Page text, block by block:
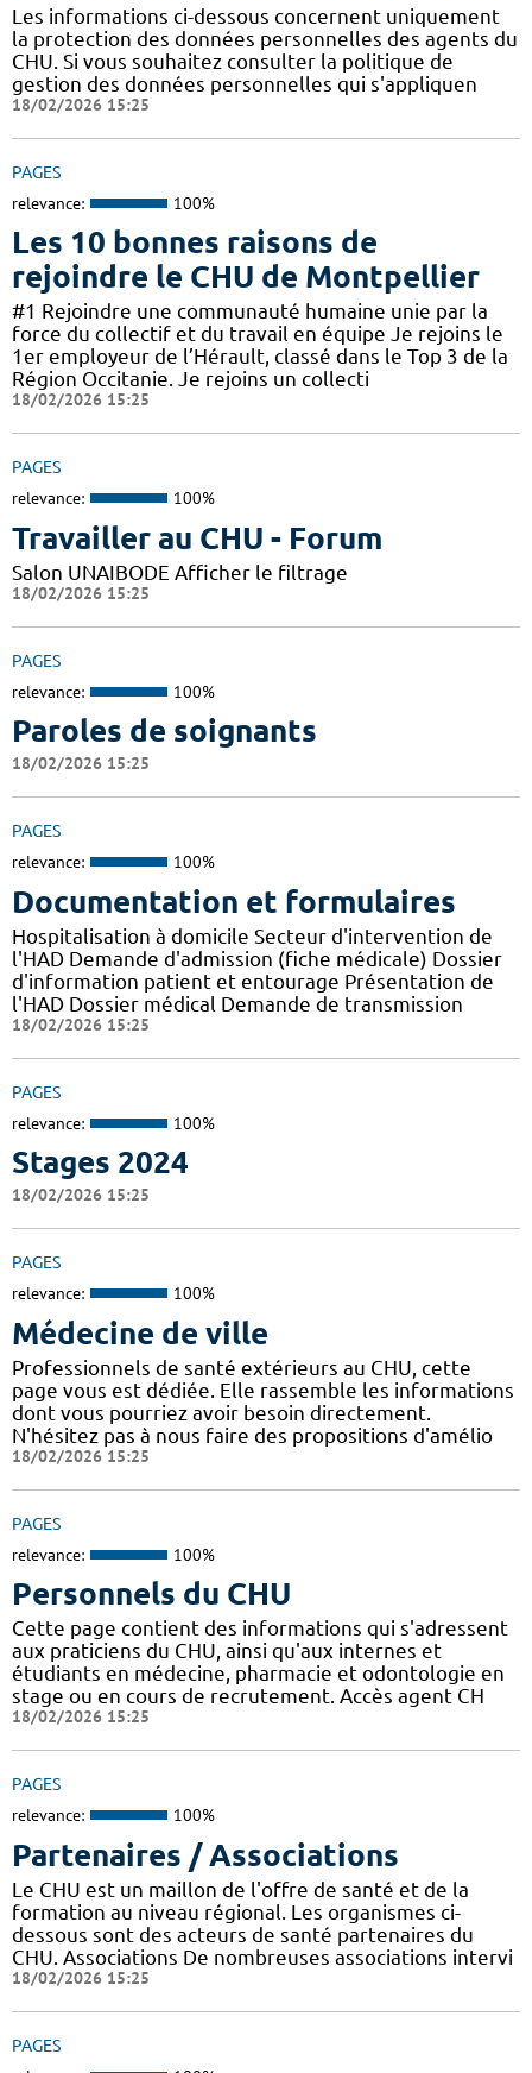
Les informations ci-dessous concernent uniquement
la protection des données personnelles des agents du
CHU. Si vous souhaitez consulter la politique de
gestion des données personnelles qui s'appliquen
18/02/2026 15:25
PAGES
relevance: 100%
Les 10 bonnes raisons de
rejoindre le CHU de Montpellier
#1 Rejoindre une communauté humaine unie par la
force du collectif et du travail en équipe Je rejoins le
1er employeur de l’Hérault, classé dans le Top 3 de la
Région Occitanie. Je rejoins un collecti
18/02/2026 15:25
PAGES
relevance: 100%
Travailler au CHU - Forum
Salon UNAIBODE Afficher le filtrage
18/02/2026 15:25
PAGES
relevance: 100%
Paroles de soignants
18/02/2026 15:25
PAGES
relevance: 100%
Documentation et formulaires
Hospitalisation à domicile Secteur d'intervention de
l'HAD Demande d'admission (fiche médicale) Dossier
d'information patient et entourage Présentation de
l'HAD Dossier médical Demande de transmission
18/02/2026 15:25
PAGES
relevance: 100%
Stages 2024
18/02/2026 15:25
PAGES
relevance: 100%
Médecine de ville
Professionnels de santé extérieurs au CHU, cette
page vous est dédiée. Elle rassemble les informations
dont vous pourriez avoir besoin directement.
N'hésitez pas à nous faire des propositions d'amélio
18/02/2026 15:25
PAGES
relevance: 100%
Personnels du CHU
Cette page contient des informations qui s'adressent
aux praticiens du CHU, ainsi qu'aux internes et
étudiants en médecine, pharmacie et odontologie en
stage ou en cours de recrutement. Accès agent CH
18/02/2026 15:25
PAGES
relevance: 100%
Partenaires / Associations
Le CHU est un maillon de l'offre de santé et de la
formation au niveau régional. Les organismes ci-
dessous sont des acteurs de santé partenaires du
CHU. Associations De nombreuses associations intervi
18/02/2026 15:25
PAGES